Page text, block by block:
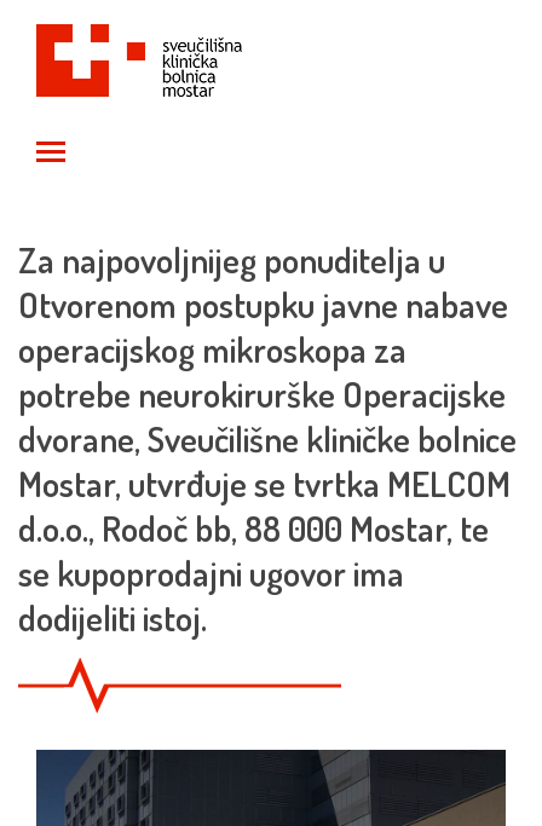
Za najpovoljnijeg ponuditelja u
Otvorenom postupku javne nabave
operacijskog mikroskopa za
potrebe neurokirurške Operacijske
dvorane, Sveučilišne kliničke bolnice
Mostar, utvrđuje se tvrtka MELCOM
d.o.o., Rodoč bb, 88 000 Mostar, te
se kupoprodajni ugovor ima
dodijeliti istoj.